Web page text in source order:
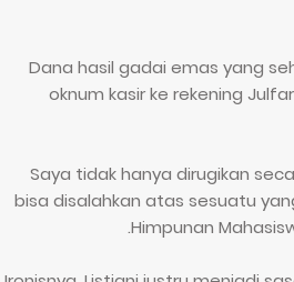
Dana hasil gadai emas yang
oknum kasir ke rekening
“Saya tidak hanya dirugikan
bisa disalahkan atas sesuatu
Himpunan